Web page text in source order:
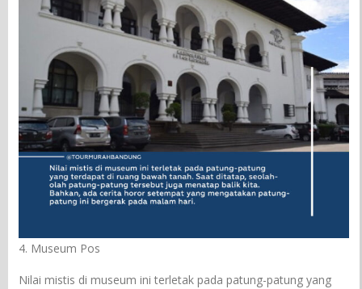
4. Museum Pos
Nilai mistis di museum ini terletak pada patung-patung yang